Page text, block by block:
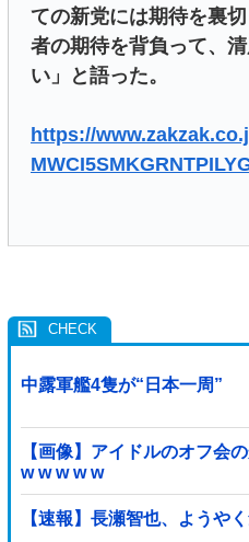
ての新党には期待を裏
者の期待を背負って、
い」と語った。
https://
中露軍艦4隻が“日本一周”
【画像】アイドルのオフ会
w w w w w
【速報】長瀬智也、ようや